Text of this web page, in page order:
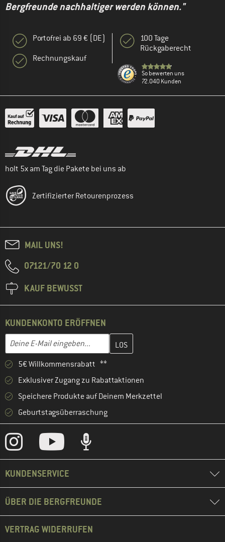
Bergfreunde nachhaltiger werden können."
Portofrei ab 69 € (DE)
Rechnungskauf
100 Tage
Rückgaberecht
So bewerten uns
72.040 Kunden
holt 5x am Tag die Pakete bei uns ab
Zertifizierter Retourenprozess
MAIL UNS!
07121/70 12 0
KAUF BEWUSST
KUNDENKONTO ERÖFFNEN
E-Mail-Adresse
Gib hier deine E-Mail-Adresse ein und erstelle im nächsten
5€ Willkommensrabatt **
Exklusiver Zugang zu Rabattaktionen
Speichere Produkte auf Deinem Merkzettel
Geburtstagsüberraschung
KUNDENSERVICE
ÜBER DIE BERGFREUNDE
VERTRAG WIDERRUFEN